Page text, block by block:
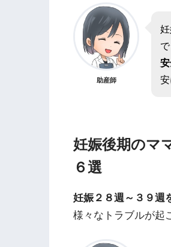
助産師
で
妊娠後期のマ
６選
妊娠２８週～３９週
様々なトラブルが起